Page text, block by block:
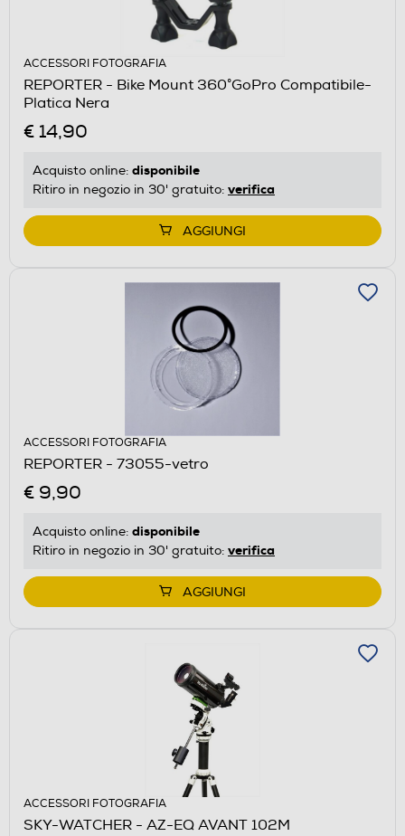
ACCESSORI FOTOGRAFIA
REPORTER - Bike Mount 360°GoPro Compatibile-
Platica Nera
€ 14,90
Acquisto online: disponibile
Ritiro in negozio in 30' gratuito: verifica
AGGIUNGI
ACCESSORI FOTOGRAFIA
REPORTER - 73055-vetro
€ 9,90
Acquisto online: disponibile
Ritiro in negozio in 30' gratuito: verifica
AGGIUNGI
ACCESSORI FOTOGRAFIA
SKY-WATCHER - AZ-EQ AVANT 102M